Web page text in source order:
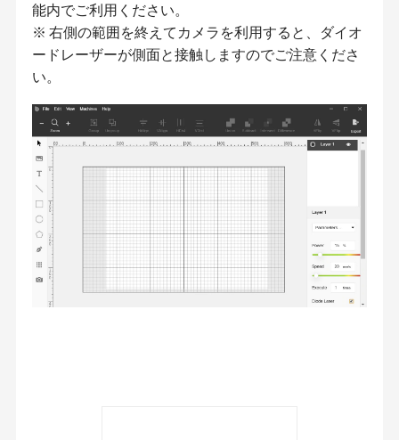
能内でご利用ください。
※ 右側の範囲を終えてカメラを利用すると、ダイオ
ードレーザーが側面と接触しますのでご注意くださ
い。